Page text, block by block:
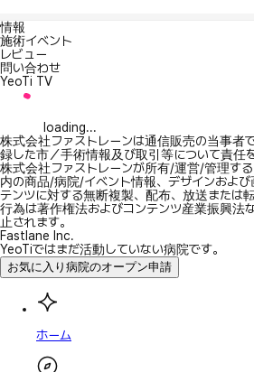
情報
施術イベント
レビュー
問い合わせ
YeoTi TV
loading...
株式会社ファストレーンは通信販売の当事者
録した市／手術情報及び取引等について責任
株式会社ファストレーンが所有/運営/管理する
内の商品/病院/イベント情報、デザインおよ
テンツに対する無断複製、配布、放送または
行為は著作権法およびコンテンツ産業振興法
止されます。
Fastlane Inc.
YeoTiではまだ活動していない病院です。
お気に入り病院のオープン申請
ホーム